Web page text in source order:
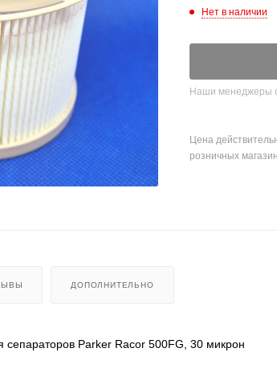
Нет в наличии
Наши менеджеры
Цена
розничных
ДОПОЛНИТЕЛЬНО
Parker Racor 500FG, 30 микрон